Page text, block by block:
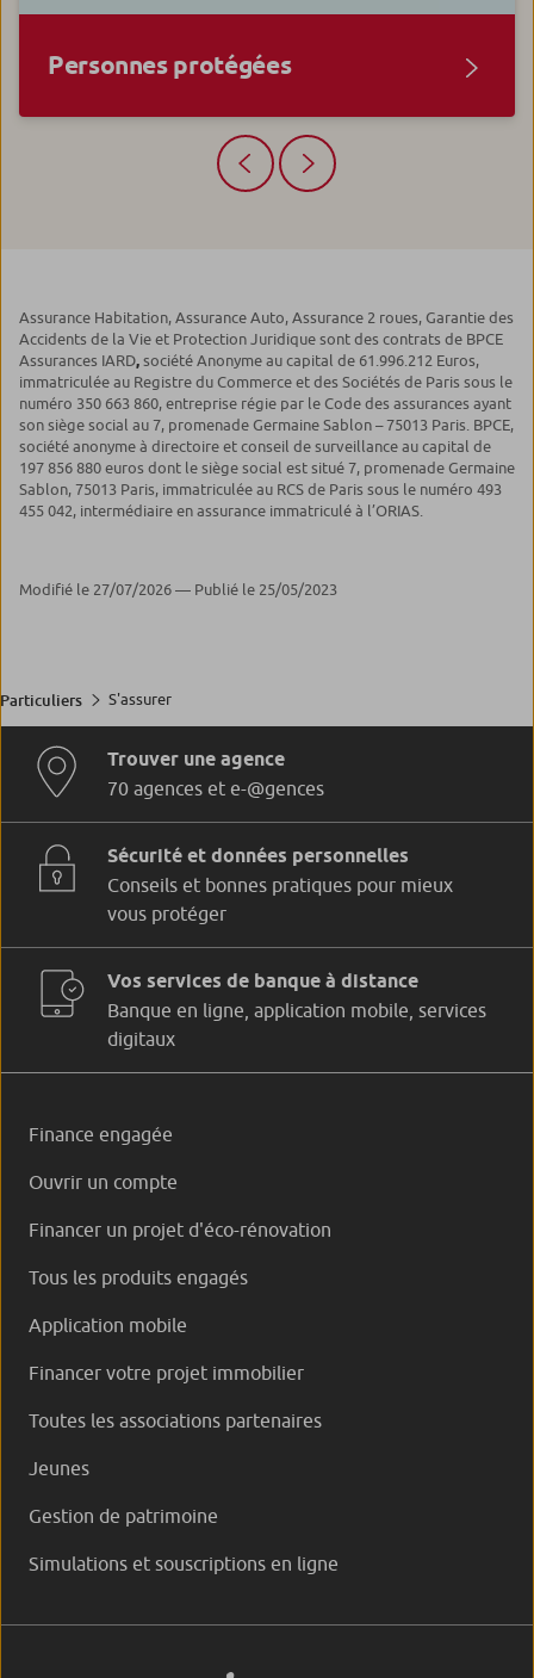
Personnes protégées
Assurance Habitation, Assurance Auto, Assurance 2 roues, Garantie des
Accidents de la Vie et Protection Juridique sont des contrats de BPCE
Assurances IARD,société Anonyme au capital de 61.996.212 Euros,
immatriculée au Registre du Commerce et des Sociétés de Paris sous le
numéro 350 663 860, entreprise régie par le Code des assurances ayant
son siège social au 7, promenade Germaine Sablon – 75013 Paris. BPCE,
société anonyme à directoire et conseil de surveillance au capital de
197 856 880 euros dont le siège social est situé 7, promenade Germaine
Sablon, 75013 Paris, immatriculée au RCS de Paris sous le numéro 493
455 042, intermédiaire en assurance immatriculé à l’ORIAS.
Modifié le 27/07/2026 — Publié le 25/05/2023
Particuliers S'assurer
Trouver une agence
70 agences et e-@gences
Sécurité et données personnelles
Conseils et bonnes pratiques pour mieux
vous protéger
Vos services de banque à distance
Banque en ligne, application mobile, services
digitaux
Finance engagée
Ouvrir un compte
Financer un projet d'éco-rénovation
Tous les produits engagés
Application mobile
Financer votre projet immobilier
Toutes les associations partenaires
Jeunes
Gestion de patrimoine
Simulations et souscriptions en ligne